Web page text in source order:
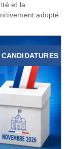
et la
adopté